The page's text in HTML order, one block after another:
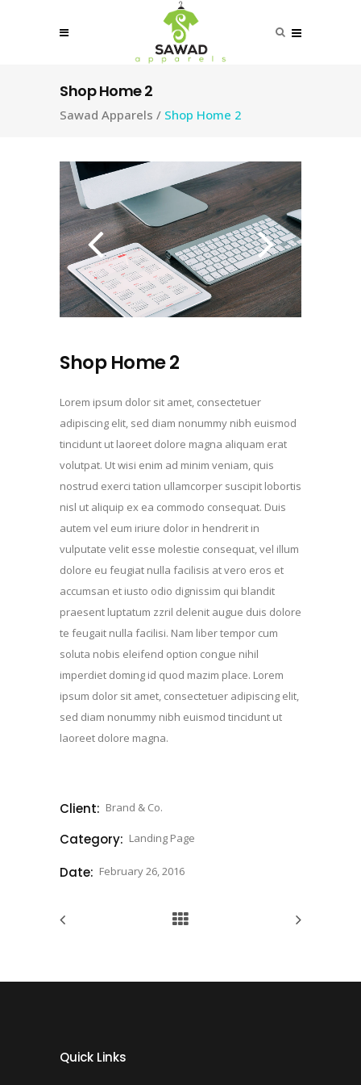
Shop Home 2
Sawad Apparels / Shop Home 2
Shop Home 2
Lorem ipsum dolor sit amet, consectetuer
adipiscing elit, sed diam nonummy nibh euismod
tincidunt ut laoreet dolore magna aliquam erat
volutpat. Ut wisi enim ad minim veniam, quis
nostrud exerci tation ullamcorper suscipit lobortis
nisl ut aliquip ex ea commodo consequat. Duis
autem vel eum iriure dolor in hendrerit in
vulputate velit esse molestie consequat, vel illum
dolore eu feugiat nulla facilisis at vero eros et
accumsan et iusto odio dignissim qui blandit
praesent luptatum zzril delenit augue duis dolore
te feugait nulla facilisi. Nam liber tempor cum
soluta nobis eleifend option congue nihil
imperdiet doming id quod mazim place. Lorem
ipsum dolor sit amet, consectetuer adipiscing elit,
sed diam nonummy nibh euismod tincidunt ut
laoreet dolore magna.
Client: Brand & Co.
Category: Landing Page
Date: February 26, 2016
Quick Links